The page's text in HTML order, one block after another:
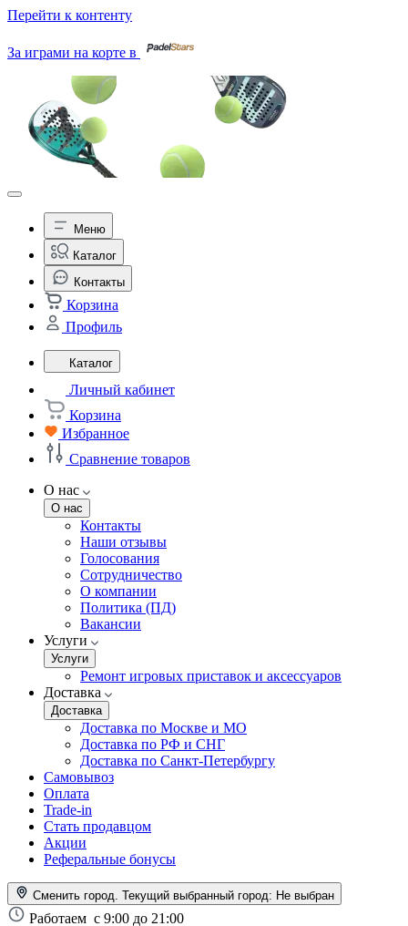
Перейти к контенту
За играми на корте в
Меню
Каталог
Контакты
Корзина
Профиль
Каталог
Личный кабинет
Корзина
Избранное
Сравнение товаров
О нас
О нас
Контакты
Наши отзывы
Голосования
Сотрудничество
О компании
Политика (ПД)
Вакансии
Услуги
Услуги
Ремонт игровых приставок и аксессуаров
Доставка
Доставка
Доставка по Москве и МО
Доставка по РФ и СНГ
Доставка по Санкт-Петербургу
Самовывоз
Оплата
Trade-in
Стать продавцом
Акции
Реферальные бонусы
Сменить город. Текущий выбранный город: Не выбран
Работаем с 9:00 до 21:00